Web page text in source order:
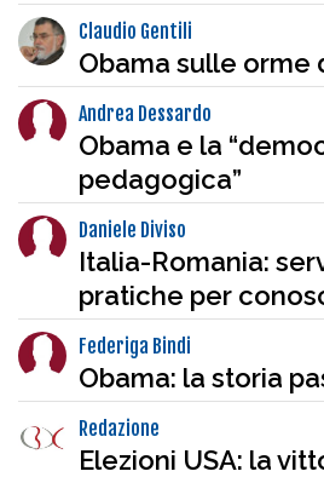
Claudio Gentili
Obama sulle orme
Andrea Dessardo
Obama e la
pedagogica”
Daniele Diviso
Italia-Romania:
pratiche per
Federiga Bindi
Obama: la storia
Redazione
Elezioni USA: la